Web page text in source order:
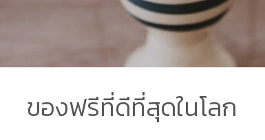
ของฟรีที่ดีที่สุดในโลก